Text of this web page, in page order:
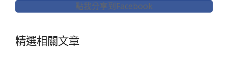
點我分享到Facebook
精選相關文章